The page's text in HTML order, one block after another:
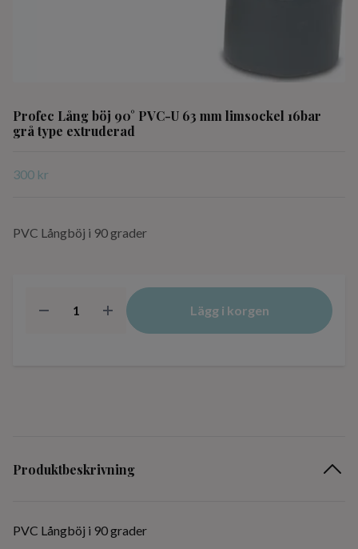
Profec Lång böj 90° PVC-U 63 mm limsockel 16bar
grå type extruderad
300 kr
PVC Långböj i 90 grader
Lägg i korgen
Produktbeskrivning
PVC Långböj i 90 grader